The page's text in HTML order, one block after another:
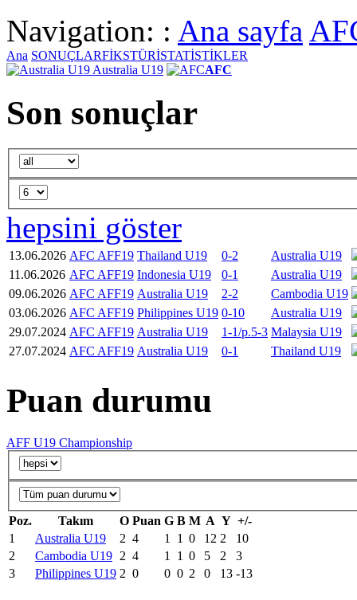
Navigation: : Ana sayfa
Ana SONUÇLARFİKSTÜRİSTATİSTİKLER
Australia U19
AFC
Son sonuçlar
hepsini göster
13.06.2026 AFC AFF19 Thailand U19 0-2
Australia U19
11.06.2026 AFC AFF19 Indonesia U19 0-1
Australia U19
09.06.2026 AFC AFF19 Australia U19 2-2
Cambodia U19
03.06.2026 AFC AFF19 Philippines U19 0-10
Australia U19
29.07.2024 AFC AFF19 Australia U19 1-1/p.5-3 Malaysia U19
27.07.2024 AFC AFF19 Australia U19 0-1 Thailand U19
Puan durumu
AFF U19 Championship
Poz. Takım O Puan G B M A Y +/-
1
Australia U19 2 4 1 1 0 12 2
10
2
Cambodia U19 2 4 1 1 0 5 2
3
3
Philippines U19 2 0 0 0 2 0 13 -13